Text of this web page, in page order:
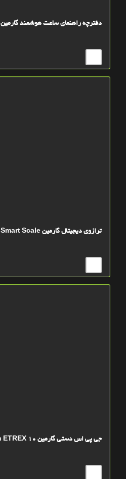
دفترچه راهنمای ساعت هوشمند گارمین Fenix 7
ترازوی دیجیتال گارمین Garmin Index S2 Smart Scale
جی پی اس دستی گارمین Garmin ETREX 10